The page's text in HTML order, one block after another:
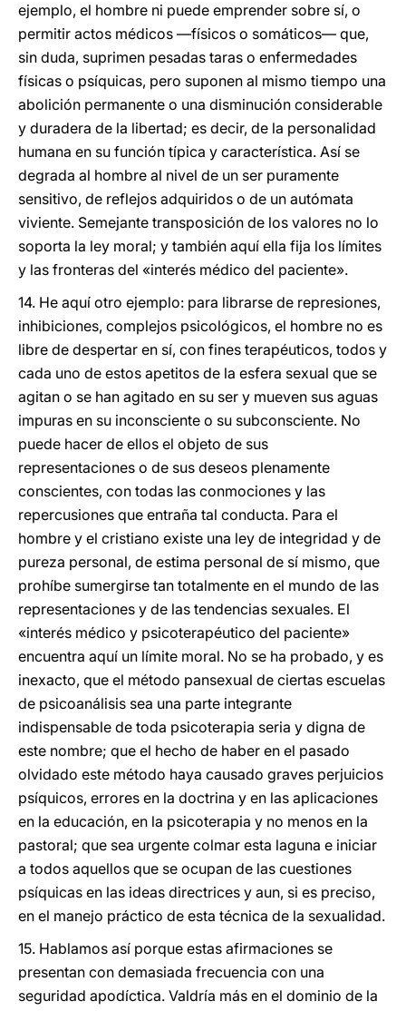
ejemplo, el hombre ni puede emprender sobre sí, o
permitir actos médicos —físicos o somáticos— que,
sin duda, suprimen pesadas taras o enfermedades
físicas o psíquicas, pero suponen al mismo tiempo una
abolición permanente o una disminución considerable
y duradera de la libertad; es decir, de la personalidad
humana en su función típica y característica. Así se
degrada al hombre al nivel de un ser puramente
sensitivo, de reflejos adquiridos o de un autómata
viviente. Semejante transposición de los valores no lo
soporta la ley moral; y también aquí ella fija los límites
y las fronteras del «interés médico del paciente».
14. He aquí otro ejemplo: para librarse de represiones,
inhibiciones, complejos psicológicos, el hombre no es
libre de despertar en sí, con fines terapéuticos, todos y
cada uno de estos apetitos de la esfera sexual que se
agitan o se han agitado en su ser y mueven sus aguas
impuras en su inconsciente o su subconsciente. No
puede hacer de ellos el objeto de sus
representaciones o de sus deseos plenamente
conscientes, con todas las conmociones y las
repercusiones que entraña tal conducta. Para el
hombre y el cristiano existe una ley de integridad y de
pureza personal, de estima personal de sí mismo, que
prohíbe sumergirse tan totalmente en el mundo de las
representaciones y de las tendencias sexuales. El
«interés médico y psicoterapéutico del paciente»
encuentra aquí un límite moral. No se ha probado, y es
inexacto, que el método pansexual de ciertas escuelas
de psicoanálisis sea una parte integrante
indispensable de toda psicoterapia seria y digna de
este nombre; que el hecho de haber en el pasado
olvidado este método haya causado graves perjuicios
psíquicos, errores en la doctrina y en las aplicaciones
en la educación, en la psicoterapia y no menos en la
pastoral; que sea urgente colmar esta laguna e iniciar
a todos aquellos que se ocupan de las cuestiones
psíquicas en las ideas directrices y aun, si es preciso,
en el manejo práctico de esta técnica de la sexualidad.
15. Hablamos así porque estas afirmaciones se
presentan con demasiada frecuencia con una
seguridad apodíctica. Valdría más en el dominio de la